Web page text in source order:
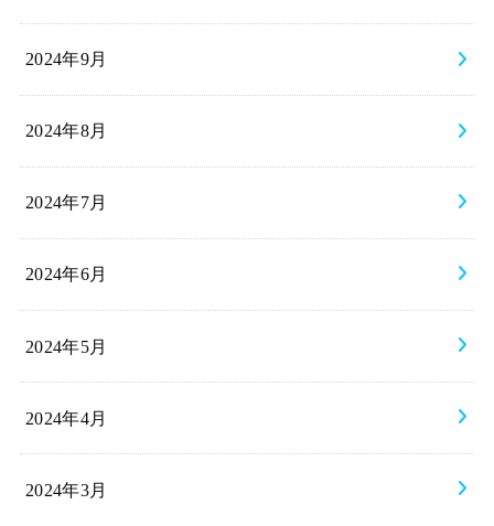
2024年9月
2024年8月
2024年7月
2024年6月
2024年5月
2024年4月
2024年3月